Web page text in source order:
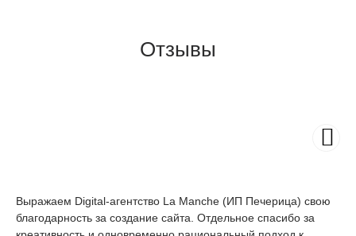
Отзывы
Выражаем Digital-агентство La Manche (ИП Печерица) свою
благодарность за создание сайта. Отдельное спасибо за